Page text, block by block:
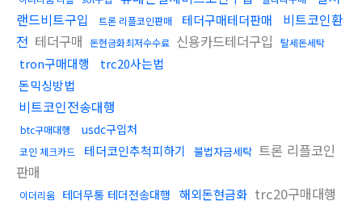
랜드비트구입
트론 리플코인판매 테더구매테더판매
비트코인환
전 테더구매 돈현금화최저수수료 신용카드테더구입 탈세돈세탁
tron구매대행
trc20사는법
돈믹싱방법
비트코인전송대행
btc구매대행 usdc구입처
코인 체크카드 테더코인추척피하기 불법자금세탁 트론 리플코인
판매
이더리움 테더무통 테더전송대행 해외돈현금화 trc20구매대행